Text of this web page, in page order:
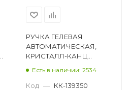
РУЧКА ГЕЛЕВАЯ
АВТОМАТИЧЕСКАЯ,
КРИСТАЛЛ-КАНЦ
ПИШУЩИЙ УЗЕЛ
Есть в наличии: 2534
Код — КК-139350